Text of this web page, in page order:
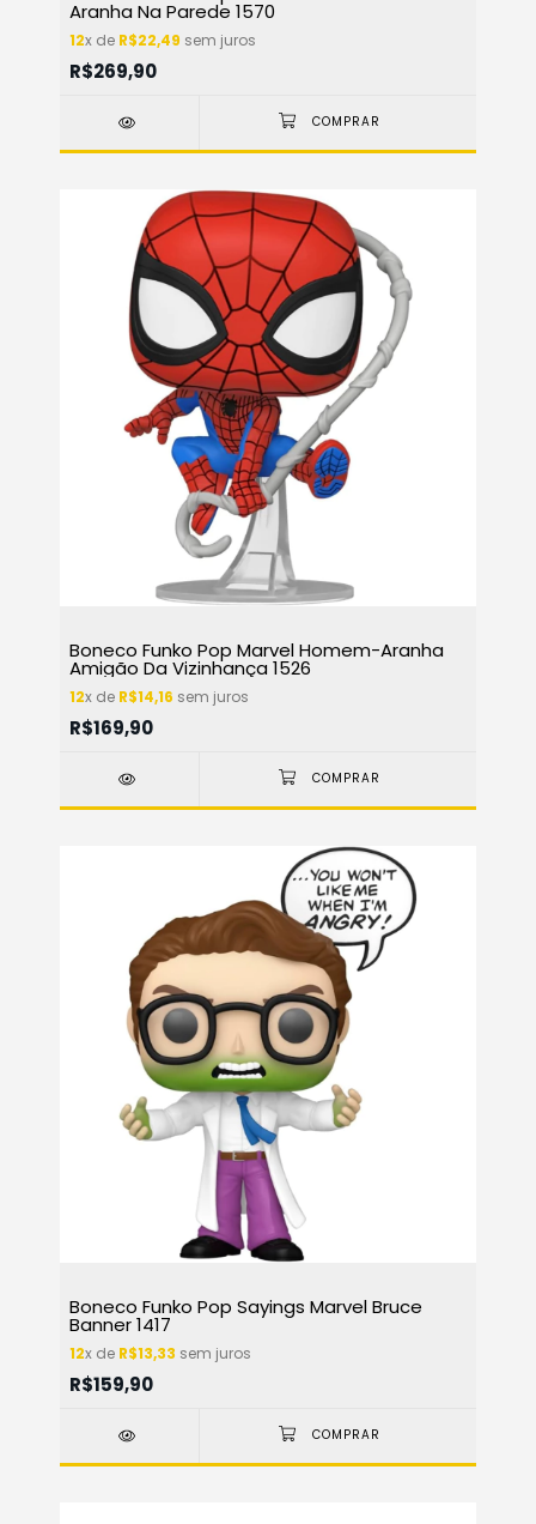
Aranha Na Parede 1570
12x de R$22,49 sem juros
R$269,90
Boneco Funko Pop Marvel Homem-Aranha
Amigão Da Vizinhança 1526
12x de R$14,16 sem juros
R$169,90
Boneco Funko Pop Sayings Marvel Bruce
Banner 1417
12x de R$13,33 sem juros
R$159,90